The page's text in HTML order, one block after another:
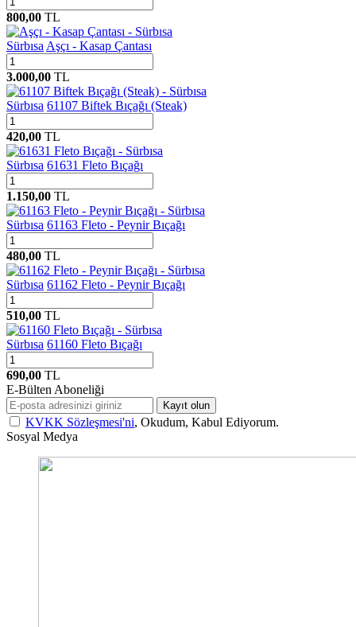
800,00 TL
Sürbısa Aşçı - Kasap Çantası
3.000,00 TL
Sürbısa 61107 Biftek Bıçağı (Steak)
420,00 TL
Sürbısa 61631 Fleto Bıçağı
1.150,00 TL
Sürbısa 61163 Fleto - Peynir Bıçağı
480,00 TL
Sürbısa 61162 Fleto - Peynir Bıçağı
510,00 TL
Sürbısa 61160 Fleto Bıçağı
690,00 TL
E-Bülten Aboneliği
Kayıt olun
KVKK Sözleşmesi'ni, Okudum, Kabul Ediyorum.
Sosyal Medya